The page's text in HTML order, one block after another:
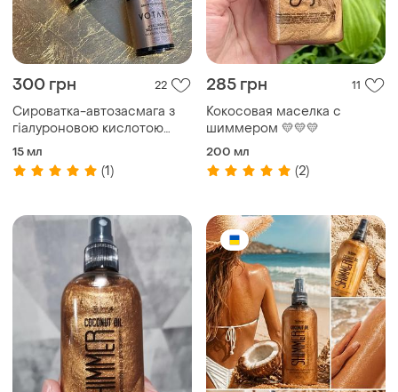
300 грн 22
Сироватка-автозасмага з
гіалуроновою кислотою
votary hyaluronic self-tan
drops, 15ml
15 мл
(1)
285 грн 11
Кокосовая маселка с
шиммером 💛💛💛
200 мл
(2)